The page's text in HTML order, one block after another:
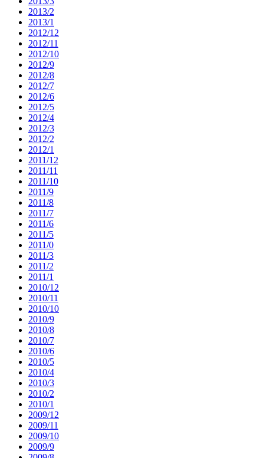
2013/2
2013/1
2012/12
2012/11
2012/10
2012/9
2012/8
2012/7
2012/6
2012/5
2012/4
2012/3
2012/2
2012/1
2011/12
2011/11
2011/10
2011/9
2011/8
2011/7
2011/6
2011/5
2011/0
2011/3
2011/2
2011/1
2010/12
2010/11
2010/10
2010/9
2010/8
2010/7
2010/6
2010/5
2010/4
2010/3
2010/2
2010/1
2009/12
2009/11
2009/10
2009/9